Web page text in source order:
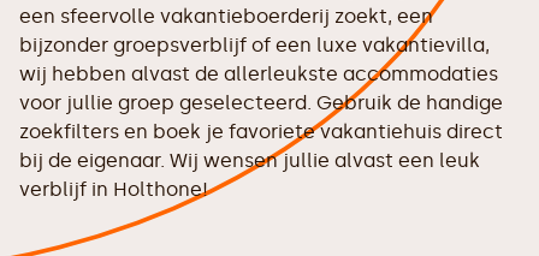
een sfeervolle vakantieboerderij zoekt, een
bijzonder groepsverblijf of een luxe vakantievilla,
wij hebben alvast de allerleukste accommodaties
voor jullie groep geselecteerd. Gebruik de handige
zoekfilters en boek je favoriete vakantiehuis direct
bij de eigenaar. Wij wensen jullie alvast een leuk
verblijf in Holthone!